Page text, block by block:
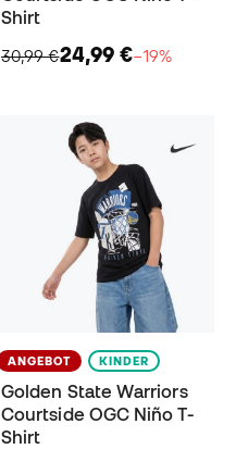
Shirt
30,99 €24,99 €−19%
ANGEBOT KINDER
Golden State Warriors
Courtside OGC Niño T-
Shirt